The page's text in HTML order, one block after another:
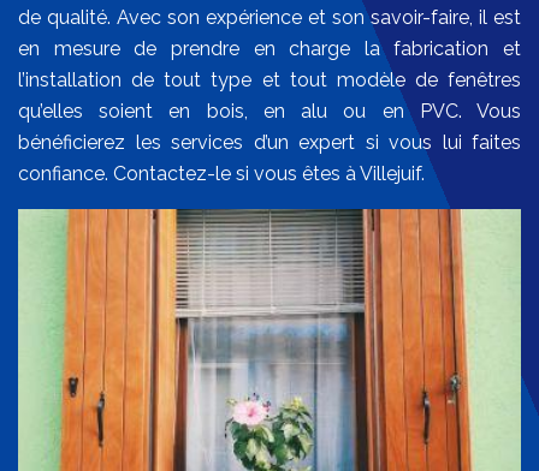
de qualité. Avec son expérience et son savoir-faire, il est
en mesure de prendre en charge la fabrication et
l’installation de tout type et tout modèle de fenêtres
qu’elles soient en bois, en alu ou en PVC. Vous
bénéficierez les services d’un expert si vous lui faites
confiance. Contactez-le si vous êtes à Villejuif.